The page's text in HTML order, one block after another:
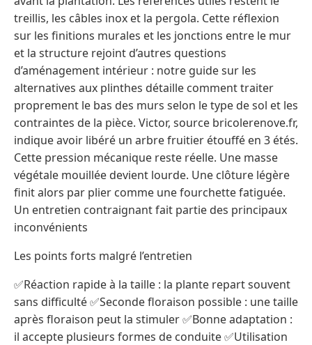
treillis, les câbles inox et la pergola. Cette réflexion
sur les finitions murales et les jonctions entre le mur
et la structure rejoint d’autres questions
d’aménagement intérieur : notre guide sur les
alternatives aux plinthes détaille comment traiter
proprement le bas des murs selon le type de sol et les
contraintes de la pièce. Victor, source bricolerenove.fr,
indique avoir libéré un arbre fruitier étouffé en 3 étés.
Cette pression mécanique reste réelle. Une masse
végétale mouillée devient lourde. Une clôture légère
finit alors par plier comme une fourchette fatiguée.
Un entretien contraignant fait partie des principaux
inconvénients
Les points forts malgré l’entretien
✅Réaction rapide à la taille : la plante repart souvent
sans difficulté ✅Seconde floraison possible : une taille
après floraison peut la stimuler ✅Bonne adaptation :
il accepte plusieurs formes de conduite ✅Utilisation